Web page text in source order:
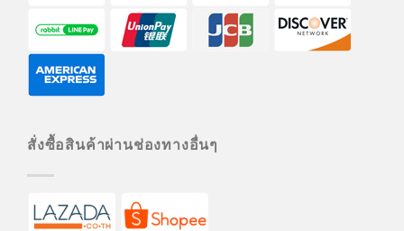
สั่งซื้อสินค้าผ่านช่องทางอื่นๆ